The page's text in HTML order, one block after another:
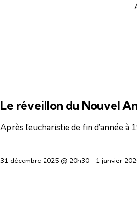
Le réveillon du Nouvel An
Après l’eucharistie de fin d’année
31 décembre 2025 @ 20h30 - 1 janvier